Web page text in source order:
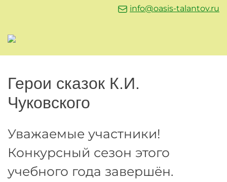
info@oasis-talantov.ru
Герои сказок К.И.
Чуковского
Уважаемые участники!
Конкурсный сезон этого
учебного года завершён.